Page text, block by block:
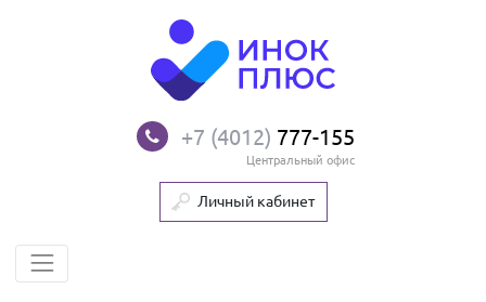
+7 (4012) 777-155
Центральный офис
Личный кабинет